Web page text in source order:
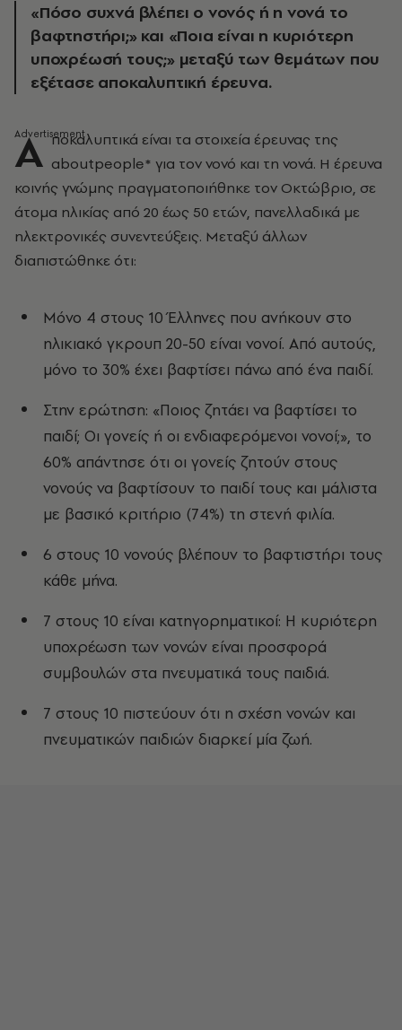
«Πόσο συχνά βλέπει ο νονός ή η νονά το
βαφτηστήρι;» και «Ποια είναι η κυριότερη
υποχρέωσή τους;» μεταξύ των θεμάτων που
εξέτασε αποκαλυπτική έρευνα.
Α ποκαλυπτικά είναι τα στοιχεία έρευνας της
aboutpeople* για τον νονό και τη νονά. Η έρευνα
κοινής γνώμης πραγματοποιήθηκε τον Οκτώβριο, σε
άτομα ηλικίας από 20 έως 50 ετών, πανελλαδικά με
ηλεκτρονικές συνεντεύξεις. Μεταξύ άλλων
διαπιστώθηκε ότι:
Μόνο 4 στους 10 Έλληνες που ανήκουν στο
ηλικιακό γκρουπ 20-50 είναι νονοί. Από αυτούς,
μόνο το 30% έχει βαφτίσει πάνω από ένα παιδί.
Στην ερώτηση: «Ποιος ζητάει να βαφτίσει το
παιδί; Οι γονείς ή οι ενδιαφερόμενοι νονοί;», το
60% απάντησε ότι οι γονείς ζητούν στους
νονούς να βαφτίσουν το παιδί τους και μάλιστα
με βασικό κριτήριο (74%) τη στενή φιλία.
6 στους 10 νονούς βλέπουν το βαφτιστήρι τους
κάθε μήνα.
7 στους 10 είναι κατηγορηματικοί: Η κυριότερη
υποχρέωση των νονών είναι προσφορά
συμβουλών στα πνευματικά τους παιδιά.
7 στους 10 πιστεύουν ότι η σχέση νονών και
πνευματικών παιδιών διαρκεί μία ζωή.